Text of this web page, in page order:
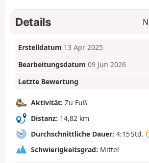
Details
Erstelldatum 13 Apr 2025
Bearbeitungsdatum 09 Jun 2026
Letzte Bewertung –
Aktivität: Zu Fuß
Distanz: 14,82 km
Durchschnittliche Dauer: 4:15 Std.
Schwierigkeitsgrad: Mittel